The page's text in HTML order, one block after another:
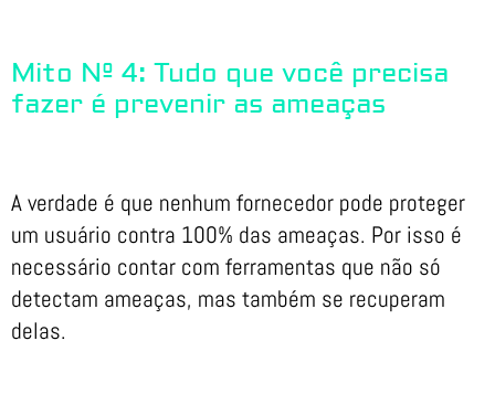
Mito Nº 4: Tudo que você precisa
fazer é prevenir as ameaças
A verdade é que nenhum fornecedor pode proteger
um usuário contra 100% das ameaças. Por isso é
necessário contar com ferramentas que não só
detectam ameaças, mas também se recuperam
delas.